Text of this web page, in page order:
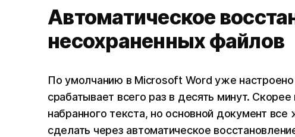
Автоматическое
несохраненных файлов
По умолчанию в Microsoft Word уже
срабатывает всего раз в десять минут.
набранного текста, но основной документ
сделать через автоматическое